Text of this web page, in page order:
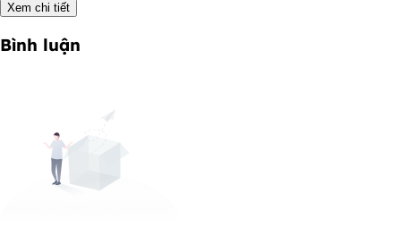
Xem chi tiết
Bình luận